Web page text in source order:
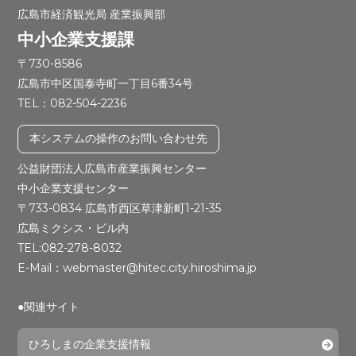
広島市経済観光局 産業振興部
中小企業支援課
〒730-8586
広島市中区国泰寺町一丁目6番34号
TEL：082-504-2236
本システムの操作のお問い合わせ先
公益財団法人広島市産業振興センター
中小企業支援センター
〒733-0834 広島市西区草津新町1-21-35
広島ミクシス・ビル内
TEL:082-278-8032
E-Mail：webmaster@hitec.city.hiroshima.jp
●関連サイト
ひろしまの企業支援情報